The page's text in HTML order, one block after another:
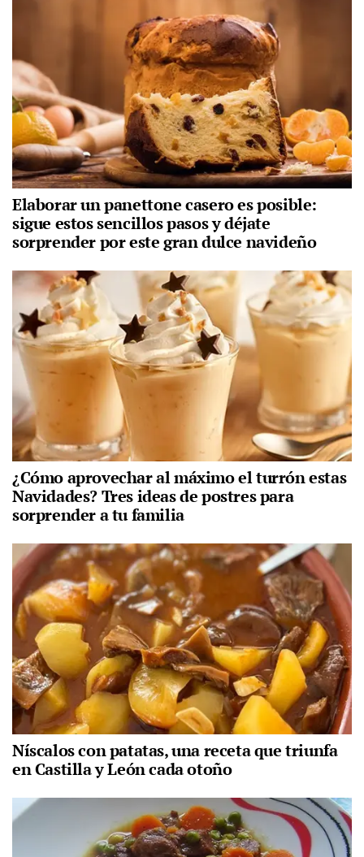
Elaborar un panettone casero es posible:
sigue estos sencillos pasos y déjate
sorprender por este gran dulce navideño
¿Cómo aprovechar al máximo el turrón estas
Navidades? Tres ideas de postres para
sorprender a tu familia
Níscalos con patatas, una receta que triunfa
en Castilla y León cada otoño